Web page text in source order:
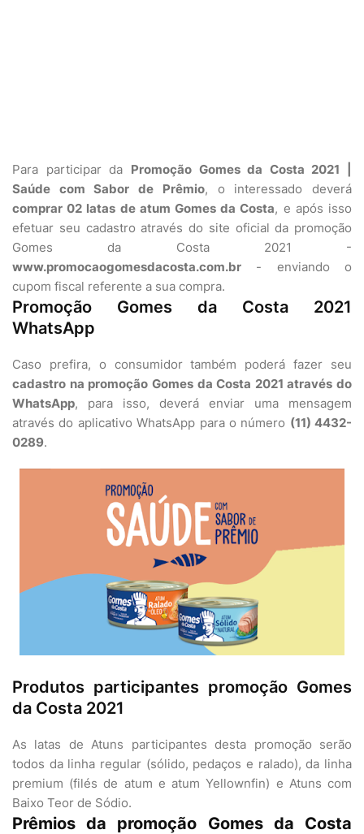
Para participar da Promoção Gomes da Costa 2021 |
Saúde com Sabor de Prêmio, o interessado deverá
comprar 02 latas de atum Gomes da Costa, e após isso
efetuar seu cadastro através do site oficial da promoção
Gomes da Costa 2021 -
www.promocaogomesdacosta.com.br - enviando o
cupom fiscal referente a sua compra.
Promoção Gomes da Costa 2021
WhatsApp
Caso prefira, o consumidor também poderá fazer seu
cadastro na promoção Gomes da Costa 2021 através do
WhatsApp, para isso, deverá enviar uma mensagem
através do aplicativo WhatsApp para o número (11) 4432-
0289.
Produtos participantes promoção Gomes
da Costa 2021
As latas de Atuns participantes desta promoção serão
todos da linha regular (sólido, pedaços e ralado), da linha
premium (filés de atum e atum Yellownfin) e Atuns com
Baixo Teor de Sódio.
Prêmios da promoção Gomes da Costa